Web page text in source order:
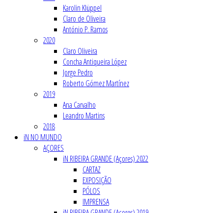
Karolin Klüppel
Claro de Oliveira
António P. Ramos
2020
Claro Oliveira
Concha Antiqueira López
Jorge Pedro
Roberto Gómez Martínez
2019
Ana Carvalho
Leandro Martins
2018
iN NO MUNDO
AÇORES
iN RIBEIRA GRANDE (Açores) 2022
CARTAZ
EXPOSIÇÃO
PÓLOS
IMPRENSA